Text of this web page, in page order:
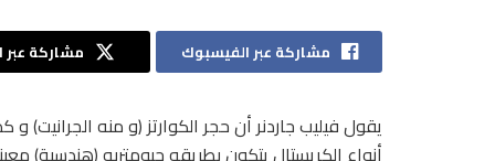
مشاركة عبر الفيسبوك مشاركة عبر
يقول فيليب جاردنر أن حجر الكوارتز (و منه الجرانيت)